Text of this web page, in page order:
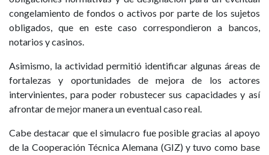
congelamiento de fondos o activos por parte de los sujetos
obligados, que en este caso correspondieron a bancos,
notarios y casinos.
Asimismo, la actividad permitió identificar algunas áreas de
fortalezas y oportunidades de mejora de los actores
intervinientes, para poder robustecer sus capacidades y así
afrontar de mejor manera un eventual caso real.
Cabe destacar que el simulacro fue posible gracias al apoyo
de la Cooperación Técnica Alemana (GIZ) y tuvo como base